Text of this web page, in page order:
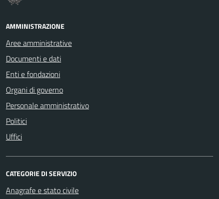
AMMINISTRAZIONE
Aree amministrative
Documenti e dati
Enti e fondazioni
Organi di governo
Personale amministrativo
Politici
Uffici
CATEGORIE DI SERVIZIO
Anagrafe e stato civile